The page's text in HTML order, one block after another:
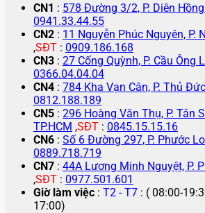
CN1 : 578 Đường 3/2, P. Diên
0941.33.44.55
CN2 : 11 Nguyễn Phúc Nguyên, P.
,SĐT : 0909.186.168
CN3 : 27 Cống Quỳnh, P. Cầu Ông
0366.04.04.04
CN4 : 784 Kha Vạn Cân, P. Thủ
0812.188.189
CN5 : 296 Hoàng Văn Thụ, P. Tân
TP.HCM ,SĐT : 0845.15.15.16
CN6 : Số 6 Đường 297, P. Phước
0889.718.719
CN7 : 44A Lương Minh Nguyệt, P.
,SĐT : 0977.501.601
Giờ làm việc : T2 - T7 : ( 08:00-
17:00)